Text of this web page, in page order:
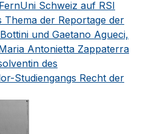
Schweiz auf RSI
Thema der Reportage der
und Gaetano Agueci,
Antonietta Zappaterra
des
Studiengangs Recht der